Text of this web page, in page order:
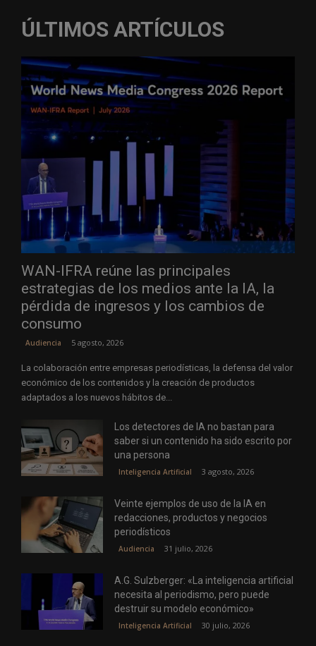
ÚLTIMOS ARTÍCULOS
WAN-IFRA reúne las principales
estrategias de los medios ante la IA, la
pérdida de ingresos y los cambios de
consumo
Audiencia 5 agosto, 2026
La colaboración entre empresas periodísticas, la defensa del valor
económico de los contenidos y la creación de productos
adaptados a los nuevos hábitos de...
Los detectores de IA no bastan para
saber si un contenido ha sido escrito por
una persona
Inteligencia Artificial 3 agosto, 2026
Veinte ejemplos de uso de la IA en
redacciones, productos y negocios
periodísticos
Audiencia 31 julio, 2026
A.G. Sulzberger: «La inteligencia artificial
necesita al periodismo, pero puede
destruir su modelo económico»
Inteligencia Artificial 30 julio, 2026